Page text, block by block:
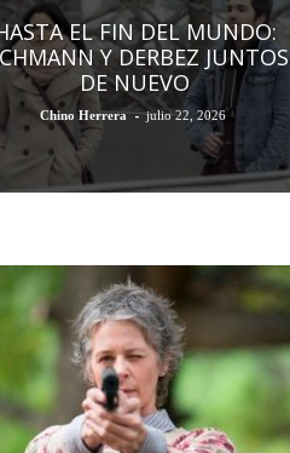
EL FIN DEL MUNDO:
Y DERBEZ JUNTOS
DE NUEVO
Chino Herrera - julio 22, 2026